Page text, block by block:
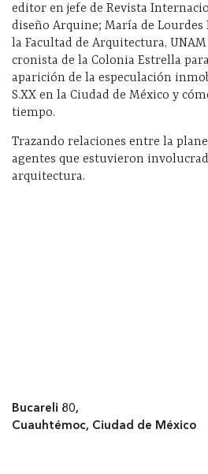
editor en jefe de Revista
diseño Arquine; María de Lourdes
la Facultad de Arquitectura, UNAM
cronista de la Colonia Estrella
aparición de la especulación
S.XX en la Ciudad de México y
tiempo.
Trazando relaciones entre la
agentes que estuvieron
arquitectura.
Bucareli 80,
Cuauhtémoc, Ciudad de México